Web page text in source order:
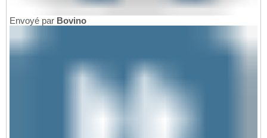
Envoyé par Bovino